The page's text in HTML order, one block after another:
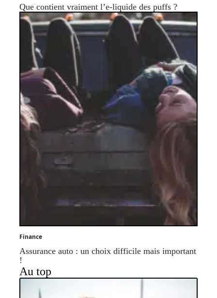
Que contient vraiment l’e-liquide des puffs ?
Finance
Assurance auto : un choix difficile mais important
!
Au top